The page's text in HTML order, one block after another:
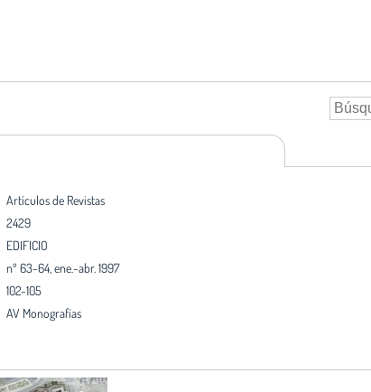
Artículos de Revistas
2429
EDIFICIO
nº 63-64, ene.-abr. 1997
102-105
AV Monografías